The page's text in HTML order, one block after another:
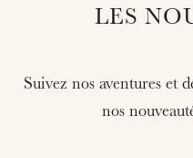
LES
Suivez nos aventures et
nos